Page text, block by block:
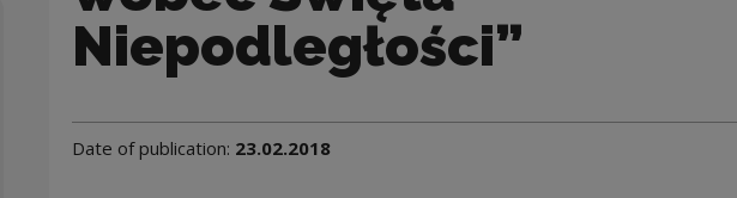
Niepodległości”
Date of publication: 23.02.2018